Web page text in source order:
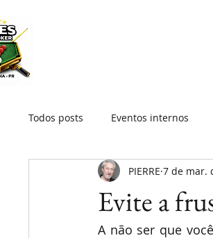
Todos posts Eventos internos
Evite a
PIERRE 7 de mar.
A não ser que